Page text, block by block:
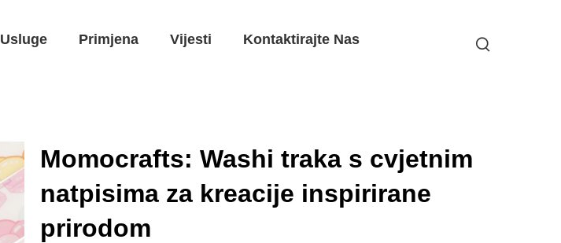
Usluge Primjena Vijesti Kontaktirajte Nas
Momocrafts: Washi traka s cvjetnim
natpisima za kreacije inspirirane
prirodom